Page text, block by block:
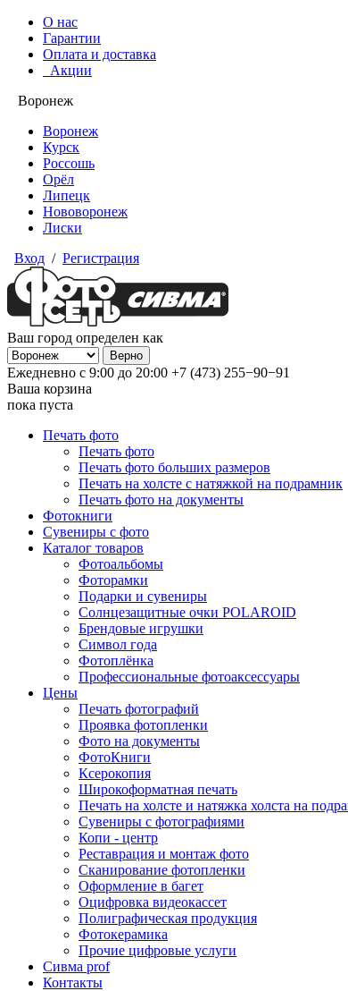
О нас
Гарантии
Оплата и доставка
Акции
Воронеж
Воронеж
Курск
Россошь
Орёл
Липецк
Нововоронеж
Лиски
Вход / Регистрация
Ваш город определен как
Ежедневно с 9:00 до 20:00 +7 (473) 255−90−91
Ваша корзина
пока пуста
Печать фото
Печать фото
Печать фото больших размеров
Печать на холсте с натяжкой на подрамник
Печать фото на документы
Фотокниги
Сувениры с фото
Каталог товаров
Фотоальбомы
Фоторамки
Подарки и сувениры
Солнцезащитные очки POLAROID
Брендовые игрушки
Символ года
Фотоплёнка
Профессиональные фотоаксессуары
Цены
Печать фотографий
Проявка фотопленки
Фото на документы
ФотоКниги
Ксерокопия
Широкоформатная печать
Печать на холсте и натяжка холста на
Сувениры с фотографиями
Копи - центр
Реставрация и монтаж фото
Сканирование фотопленки
Оформление в багет
Оцифровка видеокассет
Полиграфическая продукция
Фотокерамика
Прочие цифровые услуги
Сивма prof
Контакты